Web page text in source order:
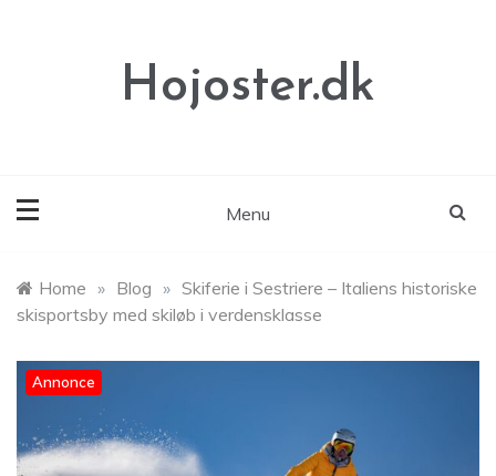
Hojoster.dk
Menu
Home » Blog » Skiferie i Sestriere – Italiens historiske
skisportsby med skiløb i verdensklasse
Annonce